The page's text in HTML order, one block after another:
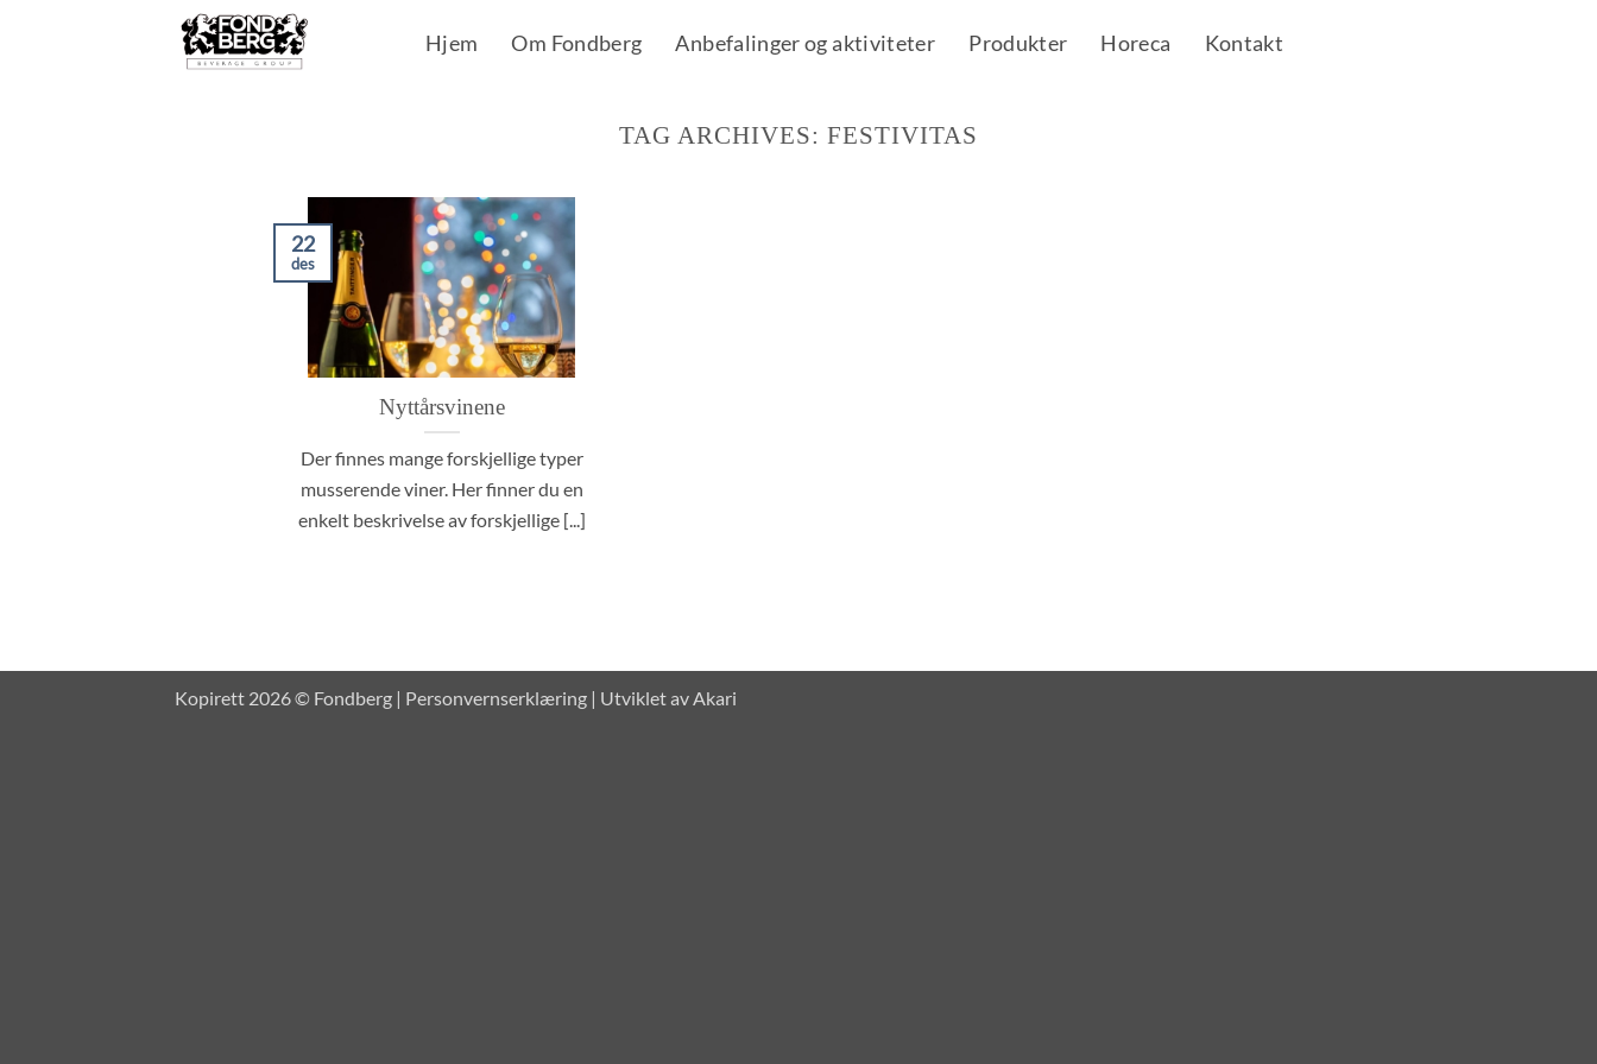
Hjem Om Fondberg Anbefalinger og aktiviteter Produkter Horeca Kontakt
TAG ARCHIVES:FESTIVITAS
Nyttårsvinene
Der finnes mange forskjellige typer
musserende viner. Her finner du en
enkelt beskrivelse av forskjellige [...]
22
des
Kopirett 2026 © Fondberg | Personvernserklæring | Utviklet avAkari